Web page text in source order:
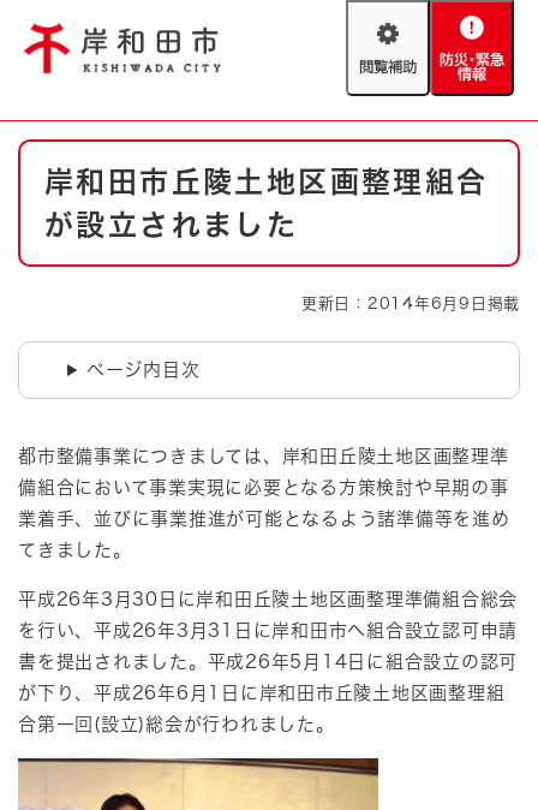
閲
助
防
緊
情
やさしい日本語
防災・緊急情報 救急・消防
ハザードマップ
本
岸和田市丘陵土地区画整理組合
が設立されました
更新日：2014年6月9日掲載
ページ内目次
都市整備事業につきましては、岸和田丘陵土地区画整理準
備組合において事業実現に必要となる方策検討や早期の事
業着手、並びに事業推進が可能となるよう諸準備等を進め
てきました。
平成26年3月30日に岸和田丘陵土地区画整理準備組合総会
を行い、平成26年3月31日に岸和田市へ組合設立認可申請
書を提出されました。平成26年5月14日に組合設立の認可
が下り、平成26年6月1日に岸和田市丘陵土地区画整理組
合第一回(設立)総会が行われました。